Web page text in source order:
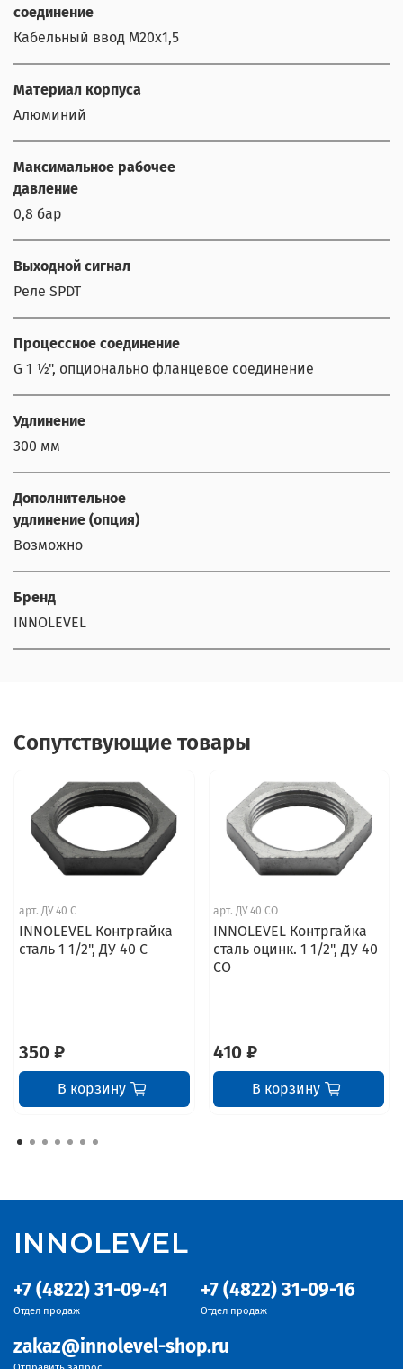
соединение
Кабельный ввод М20х1,5
Материал корпуса
Алюминий
Максимальное рабочее
давление
0,8 бар
Выходной сигнал
Реле SPDT
Процессное соединение
G 1 ½", опционально фланцевое соединение
Удлинение
300 мм
Дополнительное
удлинение (опция)
Возможно
Бренд
INNOLEVEL
Сопутствующие товары
арт. ДУ 40 С
INNOLEVEL Контргайка
сталь 1 1/2", ДУ 40 С
350 ₽
В корзину
арт.ДУ 40 СО
INNOLEVEL Контргайка
сталь оцинк. 1 1/2", ДУ 40
СО
410 ₽
В корзину
+7 (4822) 31-09-41
Отдел продаж
+7 (4822) 31-09-16
Отдел продаж
zakaz@innolevel-shop.ru
INNOLEVEL